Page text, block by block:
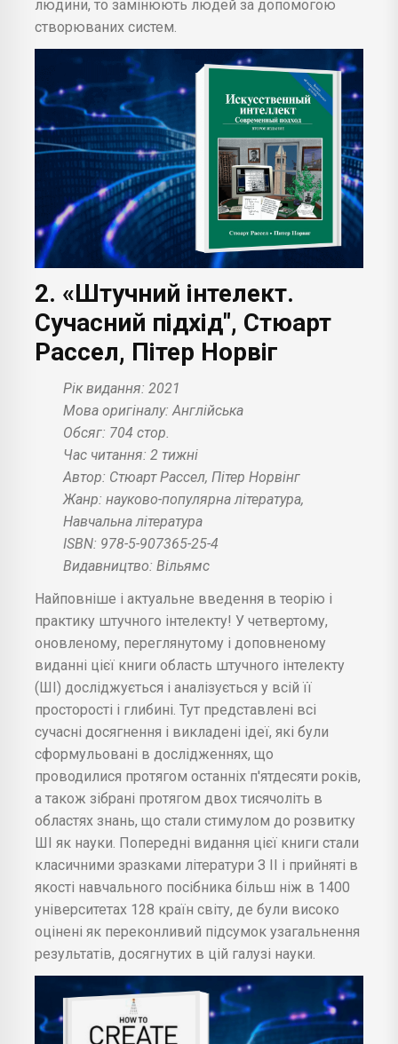
людини, то замінюють людей за допомогою
створюваних систем.
2. «Штучний інтелект.
Сучасний підхід", Стюарт
Рассел, Пітер Норвіг
Рік видання: 2021
Мова оригіналу: Англійська
Обсяг: 704 стор.
Час читання: 2 тижні
Автор: Стюарт Рассел, Пітер Норвінг
Жанр: науково-популярна література,
Навчальна література
ISBN: 978-5-907365-25-4
Видавництво: Вільямс
Найповніше і актуальне введення в теорію і
практику штучного інтелекту! У четвертому,
оновленому, переглянутому і доповненому
виданні цієї книги область штучного інтелекту
(ШІ) досліджується і аналізується у всій її
просторості і глибині. Тут представлені всі
сучасні досягнення і викладені ідеї, які були
сформульовані в дослідженнях, що
проводилися протягом останніх п'ятдесяти років,
а також зібрані протягом двох тисячоліть в
областях знань, що стали стимулом до розвитку
ШІ як науки. Попередні видання цієї книги стали
класичними зразками літератури З ІІ і прийняті в
якості навчального посібника більш ніж в 1400
університетах 128 країн світу, де були високо
оцінені як переконливий підсумок узагальнення
результатів, досягнутих в цій галузі науки.